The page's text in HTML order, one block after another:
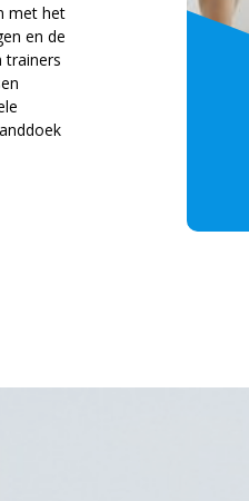
met het
en de
trainers